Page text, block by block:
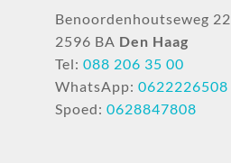
Benoordenhoutseweg 22
2596 BA Den Haag
Tel: 088 206 35 00
WhatsApp: 0622226508
Spoed: 0628847808